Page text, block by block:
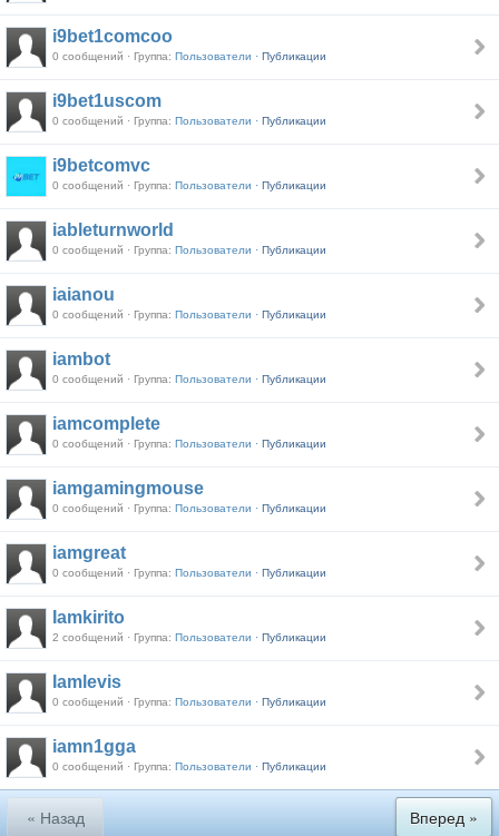
i9bet1comcoo
0 сообщений · Группа: Пользователи · Публикации
i9bet1uscom
0 сообщений · Группа: Пользователи · Публикации
i9betcomvc
0 сообщений · Группа: Пользователи · Публикации
iableturnworld
0 сообщений · Группа: Пользователи · Публикации
iaianou
0 сообщений · Группа: Пользователи · Публикации
iambot
0 сообщений · Группа: Пользователи · Публикации
iamcomplete
0 сообщений · Группа: Пользователи · Публикации
iamgamingmouse
0 сообщений · Группа: Пользователи · Публикации
iamgreat
0 сообщений · Группа: Пользователи · Публикации
Iamkirito
2 сообщений · Группа: Пользователи · Публикации
Iamlevis
0 сообщений · Группа: Пользователи · Публикации
iamn1gga
0 сообщений · Группа: Пользователи · Публикации
« Назад Вперед »